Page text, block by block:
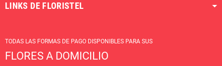
LINKS DE FLORISTEL
TODAS LAS FORMAS DE PAGO DISPONIBLES PARA SUS
FLORES A DOMICILIO